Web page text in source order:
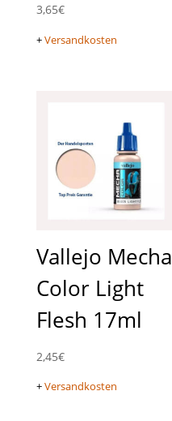
3,65€
+Versandkosten
Vallejo Mecha
Color Light
Flesh 17ml
2,45€
+Versandkosten